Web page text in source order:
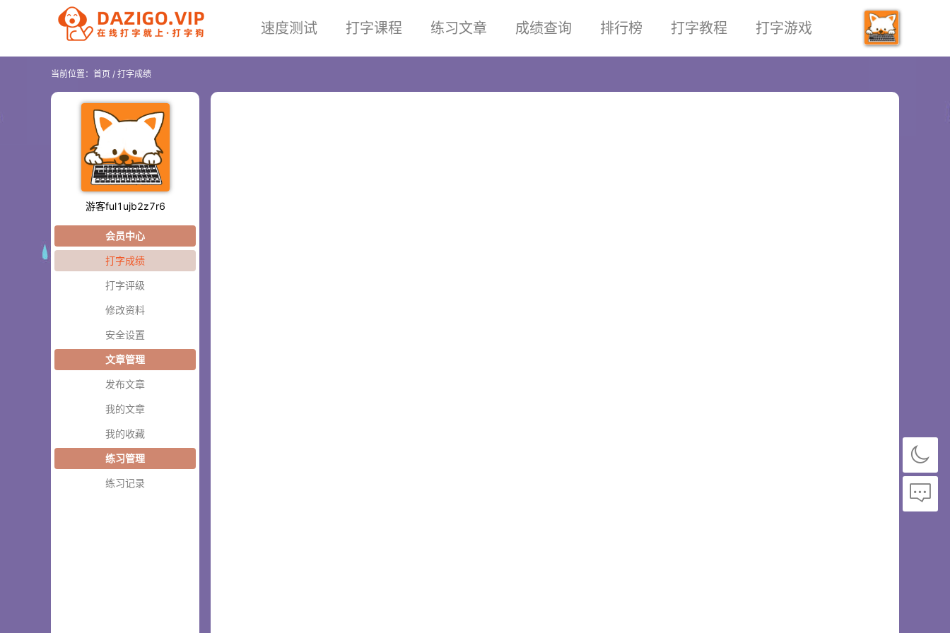
速度测试 打字课程 练习文章 成绩查询 排行榜 打字教程 打字游戏
当前位置： 首页 / 打字成绩
游客ful1ujb2z7r6
会员中心
打字成绩
打字评级
修改资料
安全设置
文章管理
发布文章
我的文章
我的收藏
练习管理
练习记录